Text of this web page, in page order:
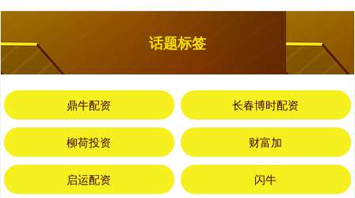
话题标签
鼎牛配资 长春博时配资
柳荷投资 财富加
启运配资 闪牛